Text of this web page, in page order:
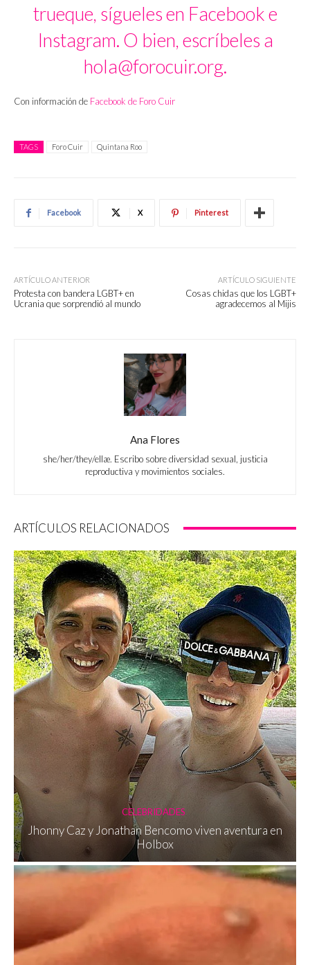
trueque, sígueles en Facebook e
Instagram. O bien, escríbeles a
hola@forocuir.org.
Con información de Facebook de Foro Cuir
TAGS Foro Cuir Quintana Roo
Facebook X Pinterest
ARTÍCULO ANTERIOR
Protesta con bandera LGBT+ en
Ucrania que sorprendió al mundo
ARTÍCULO SIGUIENTE
Cosas chidas que los LGBT+
agradecemos al Mijis
Ana Flores
she/her/they/ellæ. Escribo sobre diversidad sexual, justicia
reproductiva y movimientos sociales.
ARTÍCULOS RELACIONADOS
CELEBRIDADES
Jhonny Caz y Jonathan Bencomo viven aventura en
Holbox